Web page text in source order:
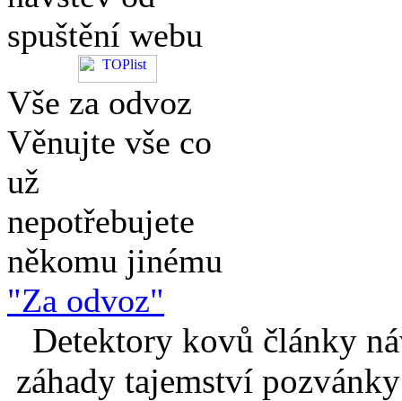
spuštění webu
Vše za odvoz
Věnujte vše co
už
nepotřebujete
někomu jinému
"Za odvoz"
Detektory kovů články
záhady tajemství